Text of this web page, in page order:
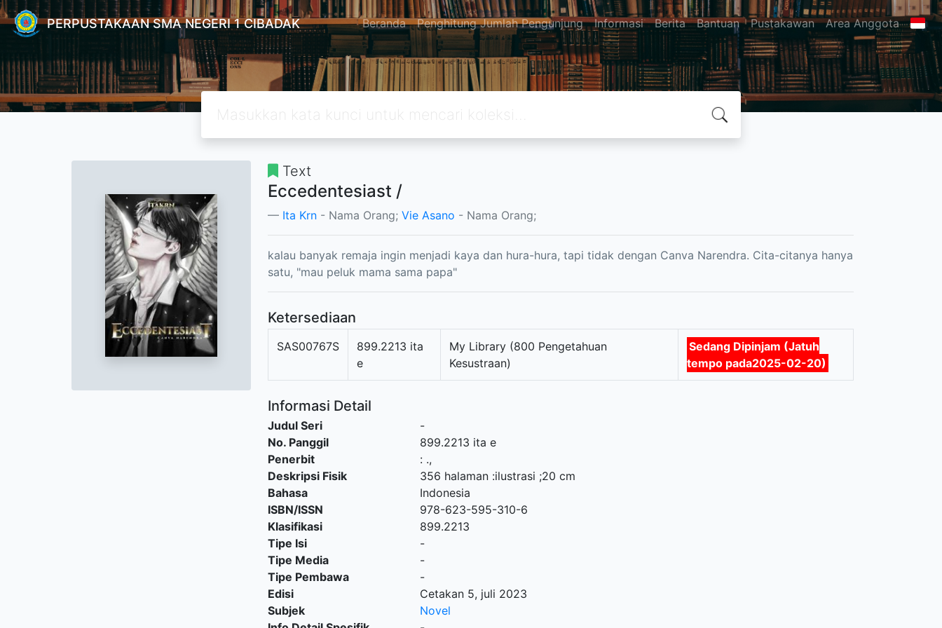
PERPUSTAKAAN SMA NEGERI 1 CIBADAK Beranda Penghitung Jumlah Pengunjung Informasi Berita Bantuan Pustakawan Area Anggota
Text
Eccedentesiast /
Ita Krn - Nama Orang; Vie Asano - Nama Orang;
kalau banyak remaja ingin menjadi kaya dan hura-hura, tapi tidak dengan Canva Narendra. Cita-citanya hanya
satu, "mau peluk mama sama papa"
Ketersediaan
SAS00767S
899.2213 ita
e
My Library (800 Pengetahuan
Kesustraan)
Sedang Dipinjam (Jatuh
tempo pada2025-02-20)
Informasi Detail
Judul Seri
-
No. Panggil
899.2213 ita e
Penerbit
: .,
Deskripsi Fisik
356 halaman :ilustrasi ;20 cm
Bahasa
Indonesia
ISBN/ISSN
978-623-595-310-6
Klasifikasi
899.2213
Tipe Isi
-
Tipe Media
-
Tipe Pembawa
-
Edisi
Cetakan 5, juli 2023
Subjek
Novel